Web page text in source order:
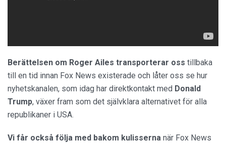
Berättelsen om Roger Ailes transporterar oss tillbaka
till en tid innan Fox News existerade och låter oss se hur
nyhetskanalen, som idag har direktkontakt med Donald
Trump, växer fram som det självklara alternativet för alla
republikaner i USA.
Vi får också följa med bakom kulisserna när Fox News